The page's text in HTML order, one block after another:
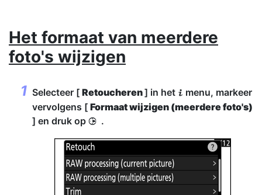
Het formaat van meerdere
foto's wijzigen
Selecteer [ Retoucheren] in het i menu, markeer
vervolgens [ Formaat wijzigen (meerdere foto's)
] en druk op 2 .